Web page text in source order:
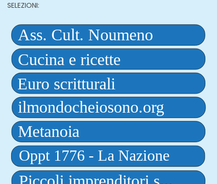
SELEZIONI: